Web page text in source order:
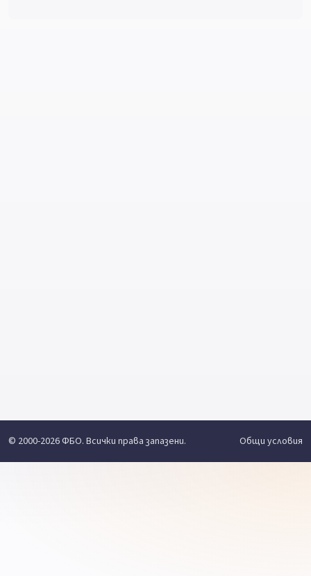
© 2000-2026 ФБО. Всички права запазени. Общи условия